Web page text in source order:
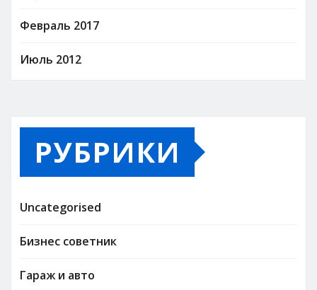
Февраль 2017
Июль 2012
РУБРИКИ
Uncategorised
Бизнес советник
Гараж и авто